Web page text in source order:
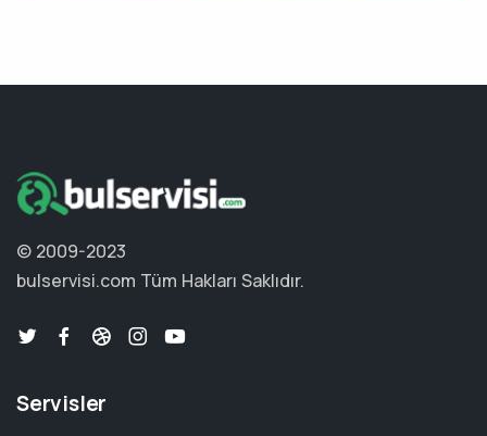
© 2009-2023
bulservisi.com Tüm Hakları Saklıdır.
Servisler